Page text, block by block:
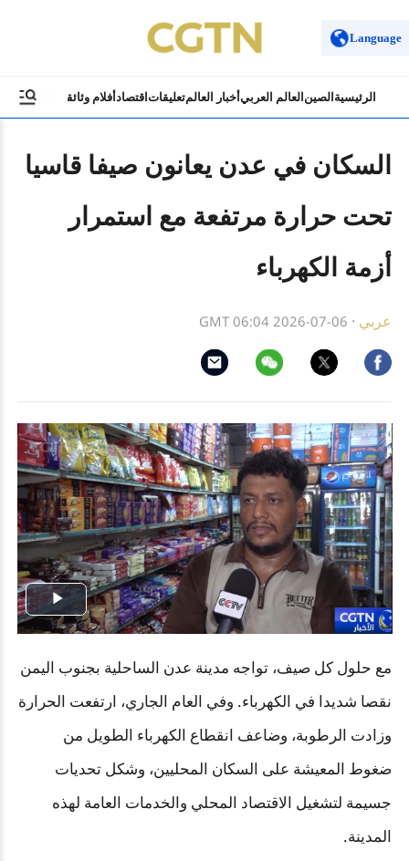
Language
الرئيسية الصين العالم العربيأخبار العالمتعليقات اقتصادأفلام وثائقية ثقافة
السكان في عدن يعانون صيفا قاسيا
تحت حرارة مرتفعة مع استمرار
أزمة الكهرباء
عربي ·
GMT 06:04 2026-07-06
Play
مع حلول كل صيف، تواجه مدينة عدن الساحلية بجنوب اليمن
نقصا شديدا في الكهرباء. وفي العام الجاري، ارتفعت الحرارة
وزادت الرطوبة، وضاعف انقطاع الكهرباء الطويل من
ضغوط المعيشة على السكان المحليين، وشكل تحديات
جسيمة لتشغيل الاقتصاد المحلي والخدمات العامة لهذه
المدينة.